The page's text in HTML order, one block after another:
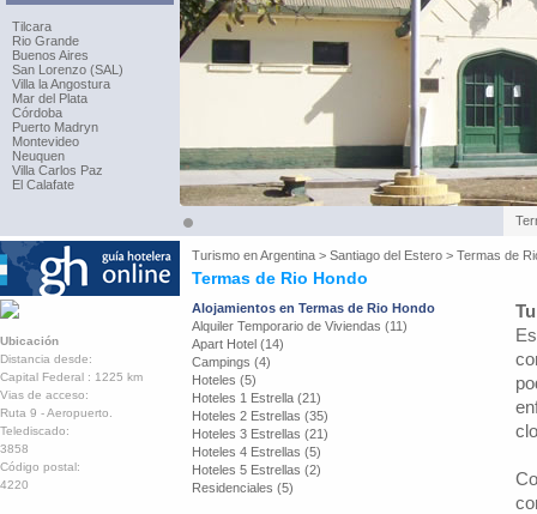
Tilcara
Rio Grande
Buenos Aires
San Lorenzo (SAL)
Villa la Angostura
Mar del Plata
Córdoba
Puerto Madryn
Montevideo
Neuquen
Villa Carlos Paz
El Calafate
Turismo enArgentina > Santiago del Estero > Termas de
Termas de Rio Hondo
Ubicación
Distancia desde:
Capital Federal : 1225 km
Vias de acceso:
Ruta 9 - Aeropuerto.
Telediscado:
3858
Código postal:
4220
Alojamientos en Termas de Rio Hondo
Alquiler Temporario de Viviendas (11)
Apart Hotel (14)
Campings (4)
Hoteles (5)
Hoteles 1 Estrella (21)
Hoteles 2 Estrellas (35)
Hoteles 3 Estrellas (21)
Hoteles 4 Estrellas (5)
Hoteles 5 Estrellas (2)
Residenciales (5)